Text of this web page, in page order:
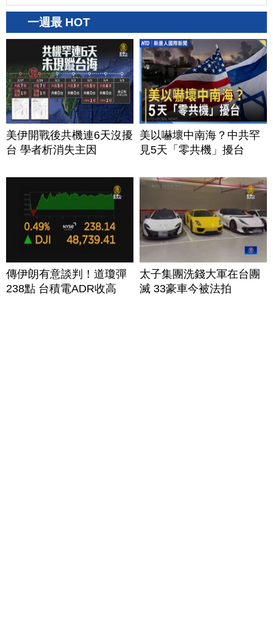
一週最 HOT
美伊開戰後共機連6天沒擾
台 學者析消失主因
美以嚇壞中南海？中共罕
見5天「零共機」擾台
傳伊朗有意談判！道瓊彈
238點 台積電ADR收高
太子集團洗錢大軍在台團
滅 33豪車今被法拍